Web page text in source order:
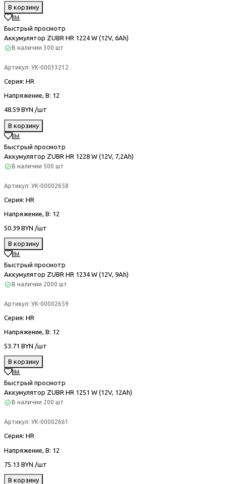
В корзину
Быстрый просмотр
Аккумулятор ZUBR HR 1224 W (12V, 6Ah)
В наличии 300 шт
Артикул: УК-00033212
Серия: HR
Напряжение, В: 12
48.59 BYN /шт
В корзину
Быстрый просмотр
Аккумулятор ZUBR HR 1228 W (12V, 7,2Ah)
В наличии 500 шт
Артикул: УК-00002658
Серия: HR
Напряжение, В: 12
50.39 BYN /шт
В корзину
Быстрый просмотр
Аккумулятор ZUBR HR 1234 W (12V, 9Ah)
В наличии 2000 шт
Артикул: УК-00002659
Серия: HR
Напряжение, В: 12
53.71 BYN /шт
В корзину
Быстрый просмотр
Аккумулятор ZUBR HR 1251 W (12V, 12Ah)
В наличии 200 шт
Артикул: УК-00002661
Серия: HR
Напряжение, В: 12
75.13 BYN /шт
В корзину